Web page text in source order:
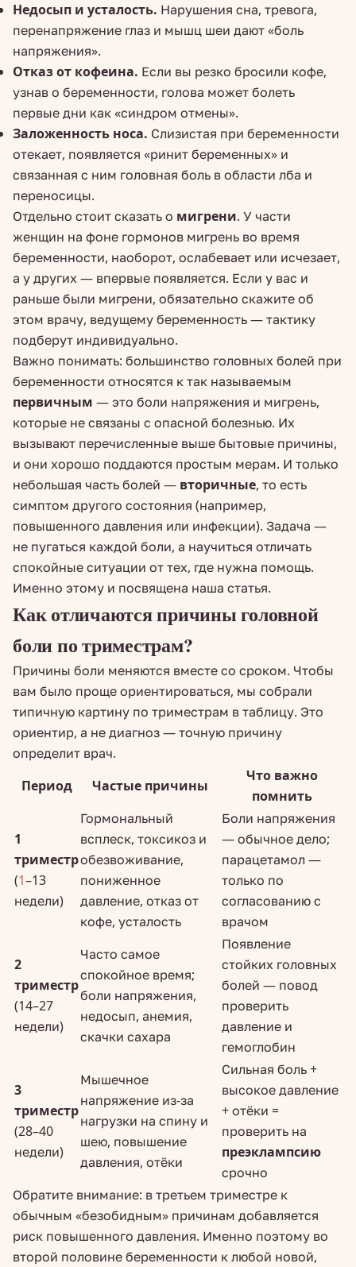
Недосып и усталость. Нарушения сна, тревога,
перенапряжение глаз и мышц шеи дают «боль
напряжения».
Отказ от кофеина. Если вы резко бросили кофе,
узнав о беременности, голова может болеть
первые дни как «синдром отмены».
Заложенность носа. Слизистая при беременности
отекает, появляется «ринит беременных» и
связанная с ним головная боль в области лба и
переносицы.
Отдельно стоит сказать о мигрени. У части
женщин на фоне гормонов мигрень во время
беременности, наоборот, ослабевает или исчезает,
а у других — впервые появляется. Если у вас и
раньше были мигрени, обязательно скажите об
этом врачу, ведущему беременность — тактику
подберут индивидуально.
Важно понимать: большинство головных болей при
беременности относятся к так называемым
первичным — это боли напряжения и мигрень,
которые не связаны с опасной болезнью. Их
вызывают перечисленные выше бытовые причины,
и они хорошо поддаются простым мерам. И только
небольшая часть болей — вторичные, то есть
симптом другого состояния (например,
повышенного давления или инфекции). Задача —
не пугаться каждой боли, а научиться отличать
спокойные ситуации от тех, где нужна помощь.
Именно этому и посвящена наша статья.
Как отличаются причины головной
боли по триместрам?
Причины боли меняются вместе со сроком. Чтобы
вам было проще ориентироваться, мы собрали
типичную картину по триместрам в таблицу. Это
ориентир, а не диагноз — точную причину
определит врач.
Период
Частые причины
Что важно
помнить
1
триместр
(1–13
недели)
Гормональный
всплеск, токсикоз и
обезвоживание,
пониженное
давление, отказ от
кофе, усталость
Боли напряжения
— обычное дело;
парацетамол —
только по
согласованию с
врачом
2
триместр
(14–27
недели)
Часто самое
спокойное время;
боли напряжения,
недосып, анемия,
скачки сахара
Появление
стойких головных
болей — повод
проверить
давление и
гемоглобин
3
триместр
(28–40
недели)
Мышечное
напряжение из-за
нагрузки на спину и
шею, повышение
давления, отёки
Сильная боль +
высокое давление
+ отёки =
проверить на
преэклампсию
срочно
Обратите внимание: в третьем триместре к
обычным «безобидным» причинам добавляется
риск повышенного давления. Именно поэтому во
второй половине беременности к любой новой,